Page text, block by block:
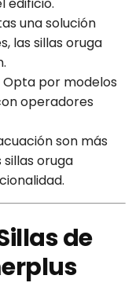
edificio.
una solución
las sillas oruga
Opta por modelos
operadores
son más
oruga
de